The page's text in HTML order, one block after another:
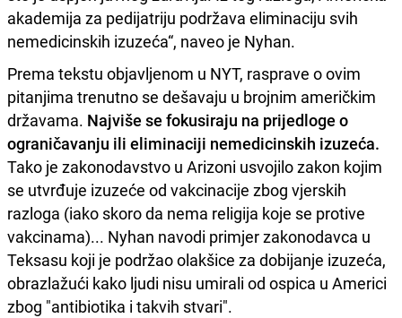
akademija za pedijatriju podržava eliminaciju svih
nemedicinskih izuzeća“, naveo je Nyhan.
Prema tekstu objavljenom u NYT, rasprave o ovim
pitanjima trenutno se dešavaju u brojnim američkim
državama. Najviše se fokusiraju na prijedloge o
ograničavanju ili eliminaciji nemedicinskih izuzeća.
Tako je zakonodavstvo u Arizoni usvojilo zakon kojim
se utvrđuje izuzeće od vakcinacije zbog vjerskih
razloga (iako skoro da nema religija koje se protive
vakcinama)... Nyhan navodi primjer zakonodavca u
Teksasu koji je podržao olakšice za dobijanje izuzeća,
obrazlažući kako ljudi nisu umirali od ospica u Americi
zbog "antibiotika i takvih stvari".